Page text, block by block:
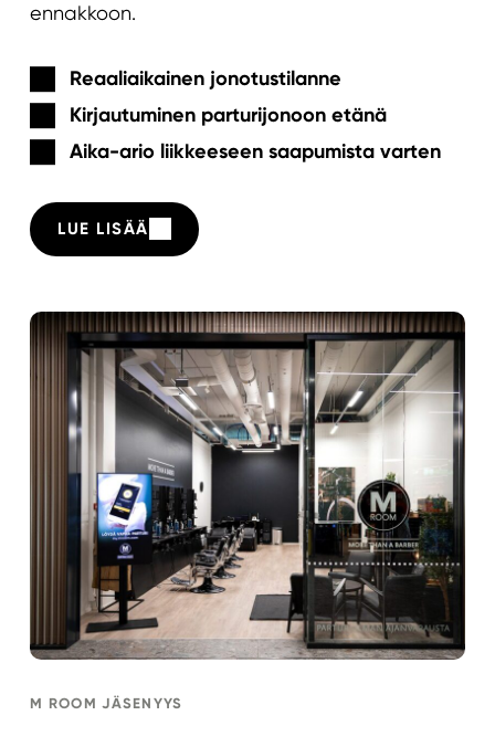
ennakkoon.
Reaaliaikainen jonotustilanne
Kirjautuminen parturijonoon etänä
Aika-ario liikkeeseen saapumista varten
LUE LISÄÄ
M ROOM JÄSENYYS